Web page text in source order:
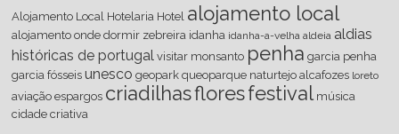
Alojamento Local Hotelaria Hotel alojamento local
alojamento onde dormir zebreira idanha idanha-a-velha aldeia aldias
históricas de portugal visitar monsanto penha garcia penha
garcia fósseis unesco geopark queoparque naturtejo alcafozes loreto
aviação espargos criadilhasfloresfestival música
cidade criativa